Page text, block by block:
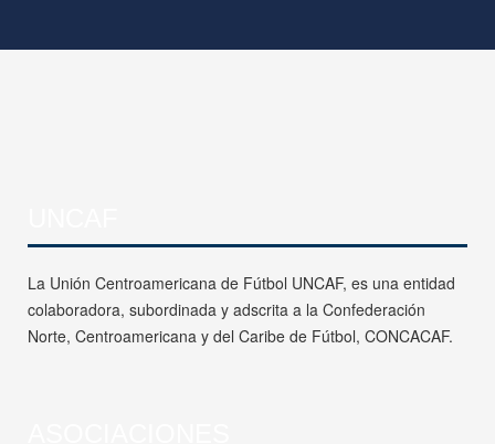
La Unión Centroamericana de Fútbol UNCAF, es una entidad
colaboradora, subordinada y adscrita a la Confederación
Norte, Centroamericana y del Caribe de Fútbol, CONCACAF.